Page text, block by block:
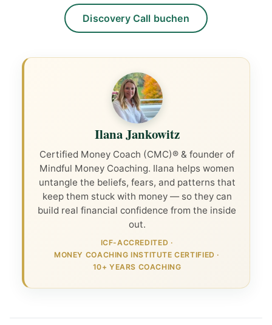
Discovery Call buchen
Ilana Jankowitz
Certified Money Coach (CMC)® & founder of
Mindful Money Coaching. Ilana helps women
untangle the beliefs, fears, and patterns that
keep them stuck with money — so they can
build real financial confidence from the inside
out.
ICF-ACCREDITED ·
MONEY COACHING INSTITUTE CERTIFIED ·
10+ YEARS COACHING